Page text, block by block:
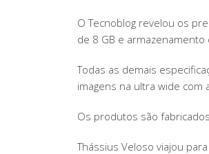
O Tecnoblog revelou os
de 8 GB e armazenamento
Todas as demais
imagens na ultra wide com
Os produtos são
Thássius Veloso viajou